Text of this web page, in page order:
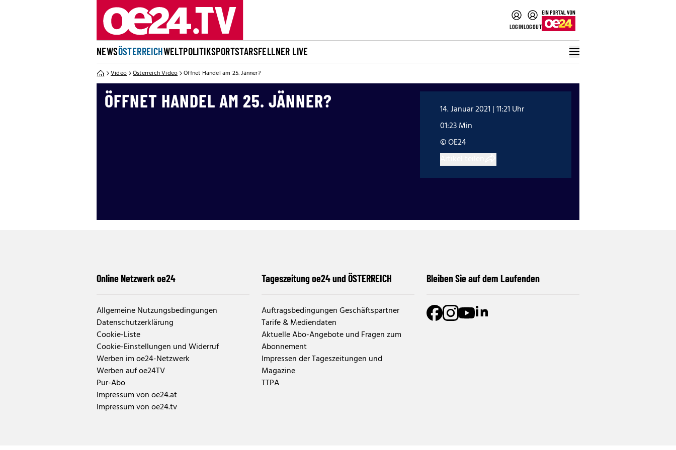
LOGINLOGOUT
NEWSÖSTERREICHWELTPOLITIKSPORTSTARSFELLNER LIVE
Video Österreich Video Öffnet Handel am 25. Jänner?
ÖFFNET HANDEL AM 25. JÄNNER?
14. Januar 2021 | 11:21 Uhr
01:23 Min
© OE24
Online Netzwerk oe24
Allgemeine Nutzungsbedingungen
Datenschutzerklärung
Cookie-Liste
Cookie-Einstellungen und Widerruf
Werben im oe24-Netzwerk
Werben auf oe24TV
Pur-Abo
Impressum von oe24.at
Impressum von oe24.tv
Tageszeitung oe24 und ÖSTERREICH
Auftragsbedingungen Geschäftspartner
Tarife & Mediendaten
Aktuelle Abo-Angebote und Fragen zum
Abonnement
Impressen der Tageszeitungen und
Magazine
TTPA
Bleiben Sie auf dem Laufenden